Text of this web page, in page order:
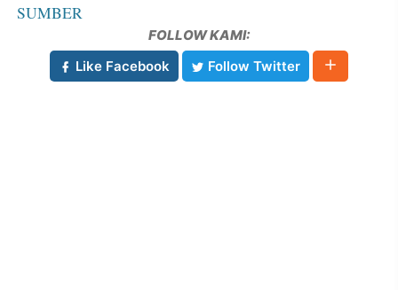
SUMBER
FOLLOW KAMI:
Like Facebook
Follow Twitter